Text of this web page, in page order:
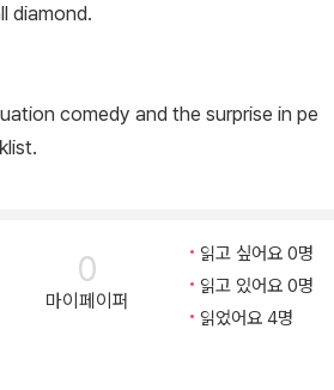
diamond.
comedy and the surprise in pe
0
마이페이퍼
읽고 싶어요 0명
읽고 있어요 0명
읽었어요 4명